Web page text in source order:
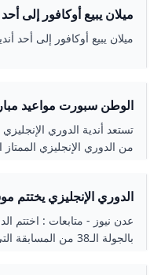
ميلان يبيع أوكافور إلى
جازيتا إكسبريس
ميلان يبيع أوكافور إلى أحد
الوطن سبورت
الإنجليزي.. موقف صلاح
تستعد أندية الدوري
الدوري الإنجليزي يختتم
الثالث في جدول الترتيب
عدن نيوز - متابعات : اختتم